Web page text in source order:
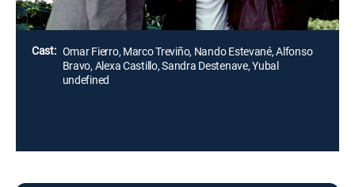
Director:
Christian González
Cast: Omar Fierro, Marco Treviño, Nando Estevané, Alfonso
Bravo, Alexa Castillo, Sandra Destenave, Yubal
undefined